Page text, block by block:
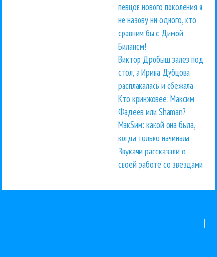
певцов нового поколения я
не назову ни одного, кто
сравним бы с Димой
Биланом!
Виктор Дробыш залез под
стол, а Ирина Дубцова
расплакалась и сбежала
Кто кринжовее: Максим
Фадеев или Shaman?
МакSим: какой она была,
когда только начинала
Звукачи рассказали о
своей работе со звездами